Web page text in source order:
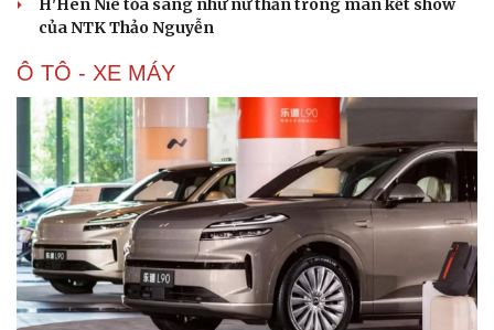
Văn hóa
Văn học
Âm nhạc
Di sản
Sao Việt
H'Hen Niê tỏa sáng như nữ thần trong màn kết show
của NTK Thảo Nguyễn
Ô TÔ - XE MÁY